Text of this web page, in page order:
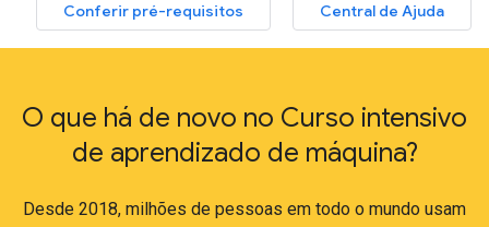
Conferir pré-requisitos
Central de Ajuda
O que há de novo no Curso intensivo
de aprendizado de máquina?
Desde 2018, milhões de pessoas em todo o mundo usam